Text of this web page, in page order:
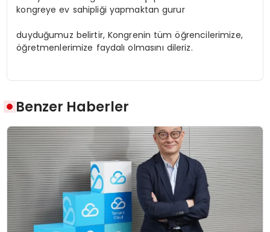
kongreye ev sahipliği yapmaktan gurur
duyduğumuz belirtir, Kongrenin tüm öğrencilerimize,
öğretmenlerimize faydalı olmasını dileriz.
Benzer Haberler